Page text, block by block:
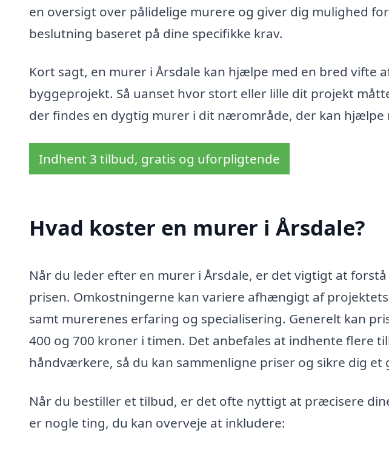
en oversigt over pålidelige murere og giver dig mulighed
beslutning baseret på dine specifikke krav.
Kort sagt, en murer i Årsdale kan hjælpe med en bred vifte
byggeprojekt. Så uanset hvor stort eller lille dit projekt
der findes en dygtig murer i dit nærområde, der kan hjælpe
Indhent 3 tilbud, gratis og uforpligtende
Hvad koster en murer i Årsdale?
Når du leder efter en murer i Årsdale, er det vigtigt at
prisen. Omkostningerne kan variere afhængigt af
samt murerenes erfaring og specialisering. Generelt kan
400 og 700 kroner i timen. Det anbefales at indhente flere
håndværkere, så du kan sammenligne priser og sikre dig et
Når du bestiller et tilbud, er det ofte nyttigt at præcisere
er nogle ting, du kan overveje at inkludere: